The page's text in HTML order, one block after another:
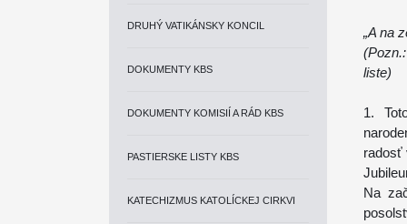
DRUHÝ VATIKÁNSKY KONCIL
DOKUMENTY KBS
DOKUMENTY KOMISIÍ A RÁD KBS
PASTIERSKE LISTY KBS
KATECHIZMUS KATOLÍCKEJ CIRKVI
„A na
liste)
1.
radosť
Na